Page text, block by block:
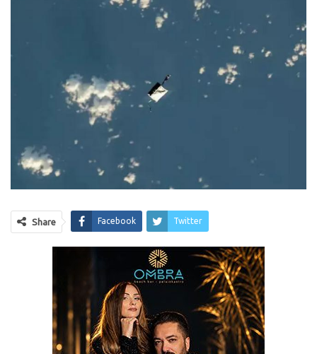
Share Facebook Twitter